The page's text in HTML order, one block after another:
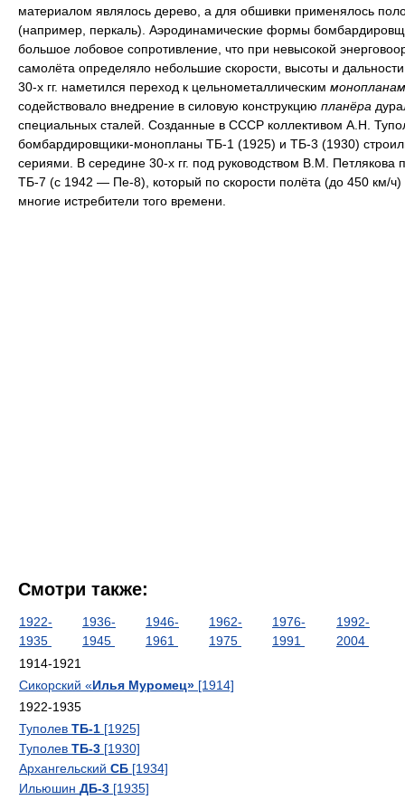
материалом являлось дерево, а для обшивки применялось
(например, перкаль). Аэродинамические формы
большое лобовое сопротивление, что при невысокой
самолёта определяло небольшие скорости, высоты и
30-х гг. наметился переход к цельнометаллическим
содействовало внедрение в силовую конструкцию планёра
специальных сталей. Созданные в СССР коллективом А.Н.
бомбардировщики-монопланы ТБ-1 (1925) и ТБ-3 (1930)
сериями. В середине 30-х гг. под руководством В.М. Петлякова
ТБ-7 (с 1942 — Пе-8), который по скорости полёта (до 450 км/ч)
многие истребители того времени.
Смотри также:
1922-
1935
1936-
1945
1946-
1961
1962-
1975
1976-
1991
1992-
2004
1914-1921
Сикорский «Илья Муромец» [1914]
1922-1935
Туполев ТБ-1 [1925]
Туполев ТБ-3 [1930]
Архангельский СБ [1934]
Ильюшин ДБ-3 [1935]